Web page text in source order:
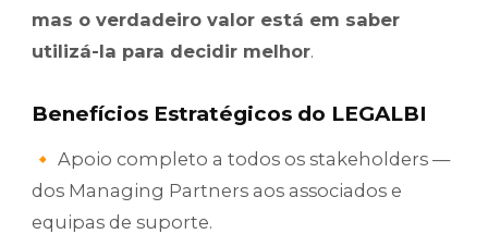
mas o verdadeiro valor está em saber
utilizá-la para decidir melhor.
Benefícios Estratégicos do LEGALBI
🔸 Apoio completo a todos os stakeholders —
dos Managing Partners aos associados e
equipas de suporte.